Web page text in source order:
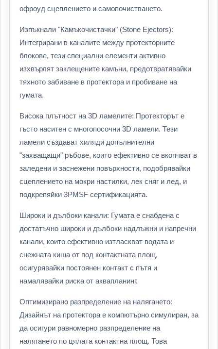
офроуд сцеплението и самопочистването.
Изпъкнали "Камъкочистачки" (Stone Ejectors):
Интегрирани в каналите между протекторните
блокове, тези специални елементи активно
изхвърлят заклещените камъни, предотвратявайки
тяхното забиване в протектора и пробиване на
гумата.
Висока плътност на 3D ламелите: Протекторът е
гъсто наситен с многопосочни 3D ламели. Тези
ламели създават хиляди допълнителни
"захващащи" ръбове, които ефективно се вкопчват в
заледени и заснежени повърхности, подобрявайки
сцеплението на мокри настилки, лек сняг и лед, и
подкрепяйки 3PMSF сертификацията.
Широки и дълбоки канали: Гумата е снабдена с
достатъчно широки и дълбоки надлъжни и напречни
канали, които ефективно изтласкват водата и
снежната киша от под контактната площ,
осигурявайки постоянен контакт с пътя и
намалявайки риска от аквапланинг.
Оптимизирано разпределение на налягането:
Дизайнът на протектора е компютърно симулиран, за
да осигури равномерно разпределение на
налягането по цялата контактна площ. Това